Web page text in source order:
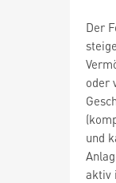
Der
oder
und
aktiv